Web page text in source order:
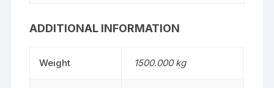
ADDITIONAL INFORMATION
Weight 1500.000 kg